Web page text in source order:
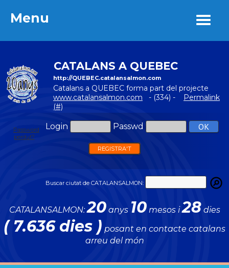
Menu
CATALANS A QUEBEC
http://QUEBEC.catalansalmon.com
Catalans a QUEBEC forma part del projecte
www.catalansalmon.com - (334) - Permalink
(#)
Login Passwd
Password
perdut?
REGISTRA'T
Buscar ciutat de CATALANSALMON:
CATALANSALMON:20anys 10mesos i28 dies
( 7.636 dies ) posant en contacte catalans
arreu del món
Menu